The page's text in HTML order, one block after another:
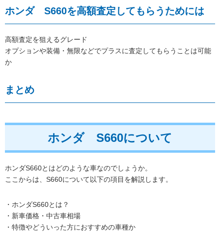
ホンダ S660を高額査定してもらうためには
高額査定を狙えるグレード
オプションや装備・無限などでプラスに査定してもらうことは可能
か
まとめ
ホンダ S660について
ホンダS660とはどのような車なのでしょうか。
ここからは、S660について以下の項目を解説します。
・ホンダS660とは？
・新車価格・中古車相場
・特徴やどういった方におすすめの車種か